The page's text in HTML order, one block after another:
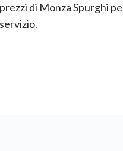
di Monza Spurghi